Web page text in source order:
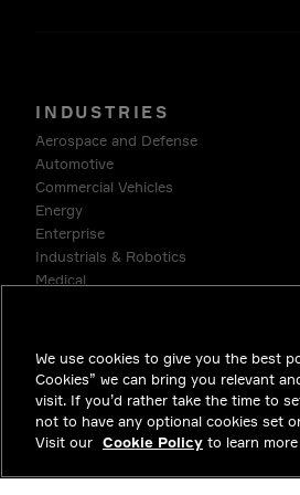
INDUSTRIES
Aerospace and Defense
Automotive
Commercial Vehicles
Energy
Enterprise
Industrials & Robotics
Medical
We use cookies to give you the best
Cookies” we can bring you relevant
visit. If you’d rather take the time to
not to have any optional cookies set
Visit our Cookie Policy to learn